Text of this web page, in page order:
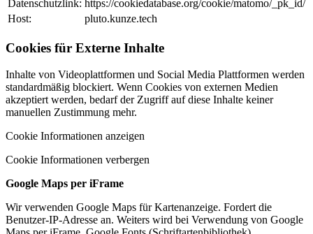
Datenschutzlink: https://cookiedatabase.org/cookie/matomo/_pk_id/
Host:
pluto.kunze.tech
Cookies für Externe Inhalte
Inhalte von Videoplattformen und Social Media Plattformen werden
standardmäßig blockiert. Wenn Cookies von externen Medien
akzeptiert werden, bedarf der Zugriff auf diese Inhalte keiner
manuellen Zustimmung mehr.
Cookie Informationen anzeigen
Cookie Informationen verbergen
Google Maps per iFrame
Wir verwenden Google Maps für Kartenanzeige. Fordert die
Benutzer-IP-Adresse an. Weiters wird bei Verwendung von Google